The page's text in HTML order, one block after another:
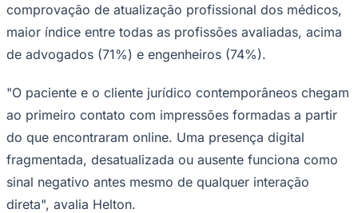
comprovação de atualização profissional dos médicos,
maior índice entre todas as profissões avaliadas, acima
de advogados (71%) e engenheiros (74%).
"O paciente e o cliente jurídico contemporâneos chegam
ao primeiro contato com impressões formadas a partir
do que encontraram online. Uma presença digital
fragmentada, desatualizada ou ausente funciona como
sinal negativo antes mesmo de qualquer interação
direta", avalia Helton.